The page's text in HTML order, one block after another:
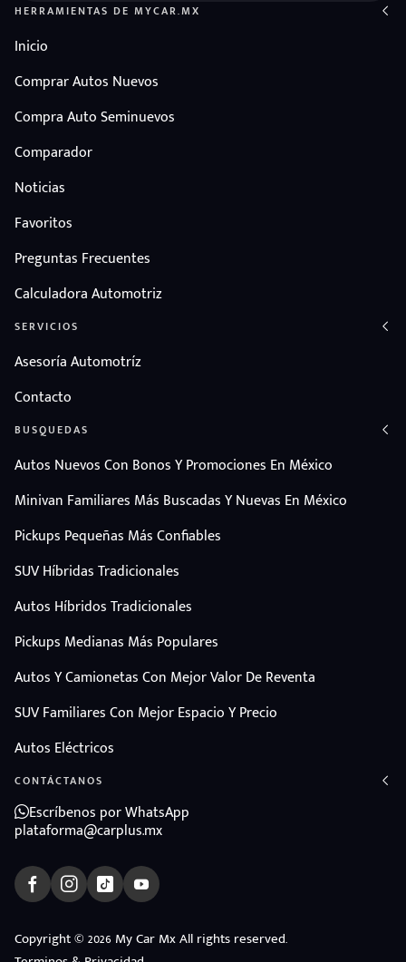
HERRAMIENTAS DE MYCAR.MX
Inicio
Comprar Autos Nuevos
Compra Auto Seminuevos
Comparador
Noticias
Favoritos
Preguntas Frecuentes
Calculadora Automotriz
SERVICIOS
Asesoría Automotríz
Contacto
BUSQUEDAS
Autos Nuevos Con Bonos Y Promociones En México
Minivan Familiares Más Buscadas Y Nuevas En México
Pickups Pequeñas Más Confiables
SUV Híbridas Tradicionales
Autos Híbridos Tradicionales
Pickups Medianas Más Populares
Autos Y Camionetas Con Mejor Valor De Reventa
SUV Familiares Con Mejor Espacio Y Precio
Autos Eléctricos
CONTÁCTANOS
Escríbenos por WhatsApp
plataforma@carplus.mx
Copyright © 2026 My Car Mx All rights reserved.